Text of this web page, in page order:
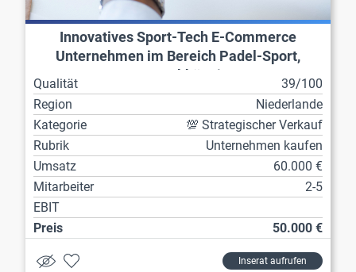
Innovatives Sport-Tech E-Commerce
Unternehmen im Bereich Padel-Sport,
ortsunabhängig
Qualität
39/100
Region
Niederlande
Kategorie
💯 Strategischer Verkauf
Rubrik
Unternehmen kaufen
Umsatz
60.000 €
Mitarbeiter
2-5
EBIT
Preis
50.000 €
Inserat aufrufen